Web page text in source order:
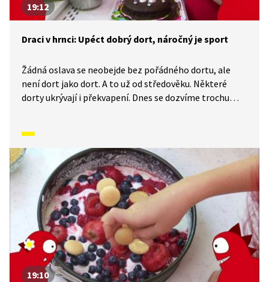
19:12
Draci v hrnci: Upéct dobrý dort, náročný je sport
Žádná oslava se neobejde bez pořádného dortu, ale
není dort jako dort. A to už od středověku. Některé
dorty ukrývají i překvapení. Dnes se dozvíme trochu
si upečeme vlastní dort. Tak pojďme na to.
19:10